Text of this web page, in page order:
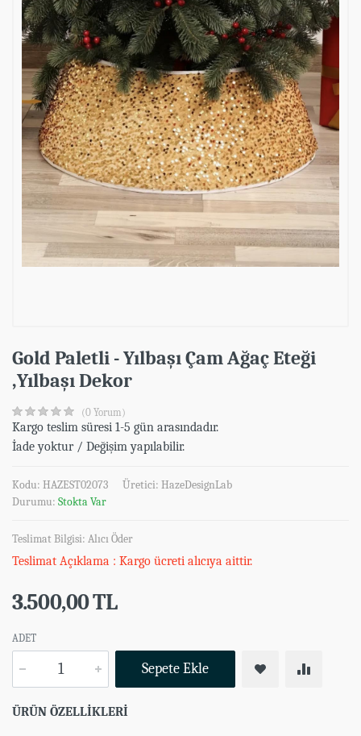
Gold Paletli - Yılbaşı Çam Ağaç Eteği
,Yılbaşı Dekor
(0 Yorum)
Kargo teslim süresi 1-5 gün arasındadır.
İade yoktur / Değişim yapılabilir.
Kodu: HAZEST02073 Üretici: HazeDesignLab
Durumu: Stokta Var
Teslimat Bilgisi: Alıcı Öder
Teslimat Açıklama : Kargo ücreti alıcıya aittir.
3.500,00 TL
ADET
Sepete Ekle
ÜRÜN ÖZELLİKLERİ